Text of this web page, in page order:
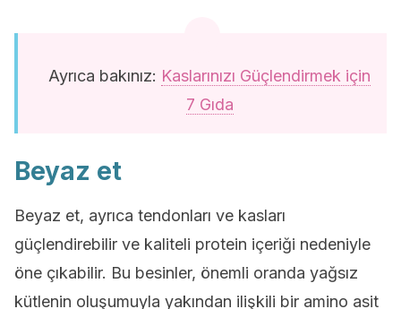
Ayrıca bakınız: Kaslarınızı Güçlendirmek için
7 Gıda
Beyaz et
Beyaz et, ayrıca tendonları ve kasları
güçlendirebilir ve kaliteli protein içeriği nedeniyle
öne çıkabilir. Bu besinler, önemli oranda yağsız
kütlenin oluşumuyla yakından ilişkili bir amino asit